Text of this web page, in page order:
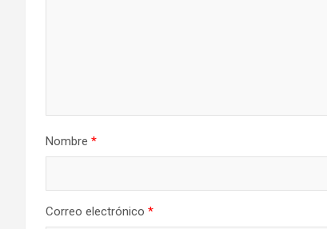
Nombre *
Correo electrónico *